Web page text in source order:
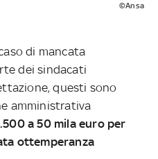
©Ansa
di mancata
dei sindacati
questi sono
amministrativa
a 50 mila euro per
ottemperanza